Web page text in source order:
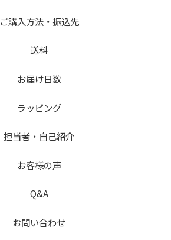
ご購入方法・振込先
送料
お届け日数
ラッピング
担当者・自己紹介
お客様の声
Q&A
お問い合わせ